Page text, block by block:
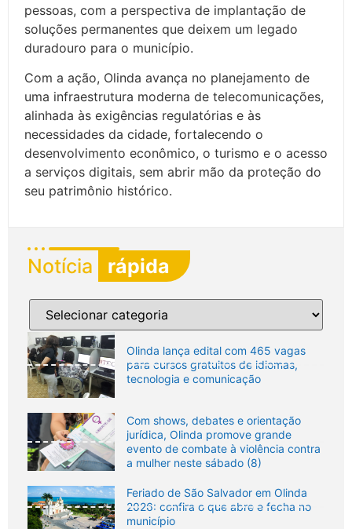
pessoas, com a perspectiva de implantação de
soluções permanentes que deixem um legado
duradouro para o município.
Com a ação, Olinda avança no planejamento de
uma infraestrutura moderna de telecomunicações,
alinhada às exigências regulatórias e às
necessidades da cidade, fortalecendo o
desenvolvimento econômico, o turismo e o acesso
a serviços digitais, sem abrir mão da proteção do
seu patrimônio histórico.
Notícia rápida
Olinda lança edital com 465 vagas
para cursos gratuitos de idiomas,
tecnologia e comunicação
Com shows, debates e orientação
jurídica, Olinda promove grande
evento de combate à violência contra
a mulher neste sábado (8)
Feriado de São Salvador em Olinda
2026: confira o que abre e fecha no
município